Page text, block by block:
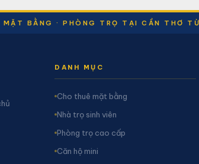
MẶT BẰNG · PHÒNG TRỌ TẠI CẦN THƠ
DANH MỤC
Cho thuê mặt bằng
Nhà trọ sinh viên
Phòng trọ cao cấp
Căn hộ mini